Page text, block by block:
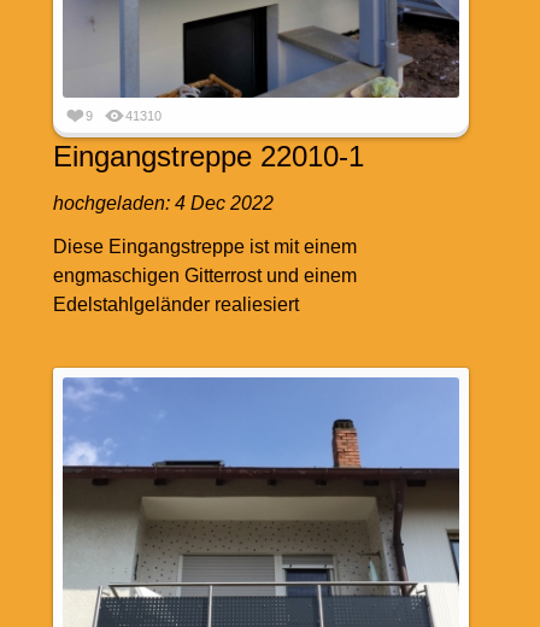
9 41310
Eingangstreppe 22010-1
hochgeladen: 4 Dec 2022
Diese Eingangstreppe ist mit einem
engmaschigen Gitterrost und einem
Edelstahlgeländer realiesiert